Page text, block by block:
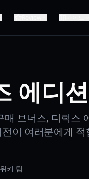
에디
보너스, 디럭스
이 여러분에게 적
키 팀